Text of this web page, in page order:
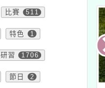
比賽 511
特色 1
研習 1706
節日 2